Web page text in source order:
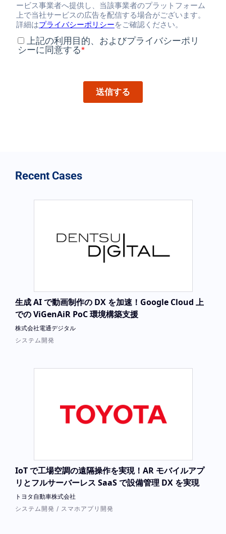
Recent Cases
生成 AI で動画制作の DX を加速！Google Cloud 上
での ViGenAiR PoC 環境構築支援
株式会社電通デジタル
システム開発
IoT で工場空調の遠隔操作を実現！AR モバイルアプ
リとフルサーバーレス SaaS で設備管理 DX を実現
トヨタ自動車株式会社
システム開発 / スマホアプリ開発